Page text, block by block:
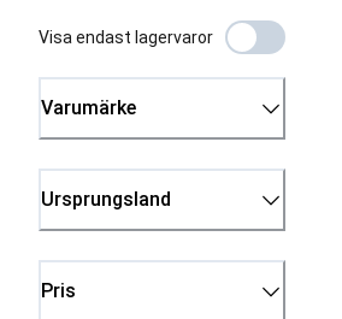
Visa endast lagervaror
Varumärke
Ursprungsland
Pris